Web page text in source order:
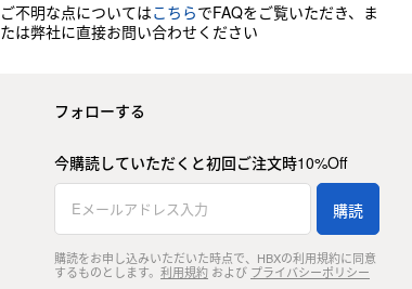
ご不明な点についてはこちらでFAQをご覧いただき、ま
たは弊社に直接お問い合わせください
フォローする
今購読していただくと初回ご注文時10%Off
購読
購読をお申し込みいただいた時点で、HBXの利用規約に同意
するものとします。 利用規約および プライバシーポリシー